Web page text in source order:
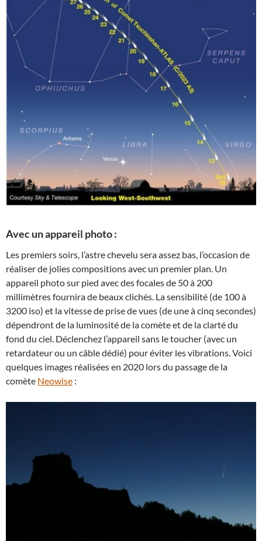
Avec un appareil photo :
Les premiers soirs, l’astre chevelu sera assez bas, l’occasion de
réaliser de jolies compositions avec un premier plan. Un
appareil photo sur pied avec des focales de 50 à 200
millimètres fournira de beaux clichés. La sensibilité (de 100 à
3200 iso) et la vitesse de prise de vues (de une à cinq secondes)
dépendront de la luminosité de la comète et de la clarté du
fond du ciel. Déclenchez l’appareil sans le toucher (avec un
retardateur ou un câble dédié) pour éviter les vibrations. Voici
quelques images réalisées en 2020 lors du passage de la
comète Neowise :